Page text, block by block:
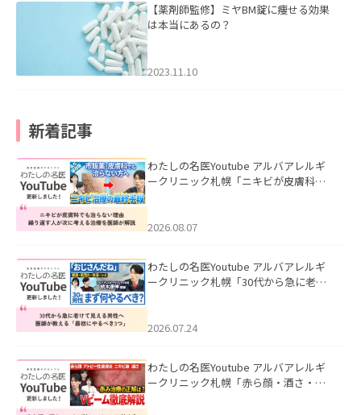
【薬剤師監修】ミヤBM錠に痩せる効果
は本当にあるの？
2023.11.10
新着記事
わたしの名医Youtube アルバアレルギ
ークリニック札幌「ニキビが皮膚科で
ました。
2026.08.07
わたしの名医Youtube アルバアレルギ
ークリニック札幌「30代から急に老け
た。
2026.07.24
わたしの名医Youtube アルバアレルギ
ークリニック札幌「赤ら顔・酒さ・ニ